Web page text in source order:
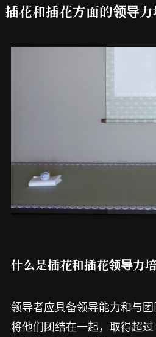
插花和插花方面的领导
什么是插花和插花领导力
领导者应具备领导能力和与团
将他们团结在一起，取得超